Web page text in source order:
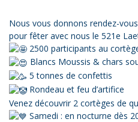
Nous vous donnons rendez-
pour fêter avec nous le 521e
2500 participants au
Blancs Moussis & chars
5 tonnes de confettis
Rondeau et feu d’artifice
Venez découvrir 2 cortèges de
Samedi : en nocturne dès